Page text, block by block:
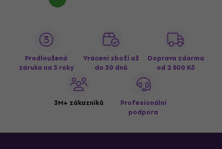
Prodloužená
záruka na 3 roky
Vrácení zboží až
do 30 dnů
Doprava zdarma
od 2 500 Kč
3M+ zákazníků
Profesionální
podpora